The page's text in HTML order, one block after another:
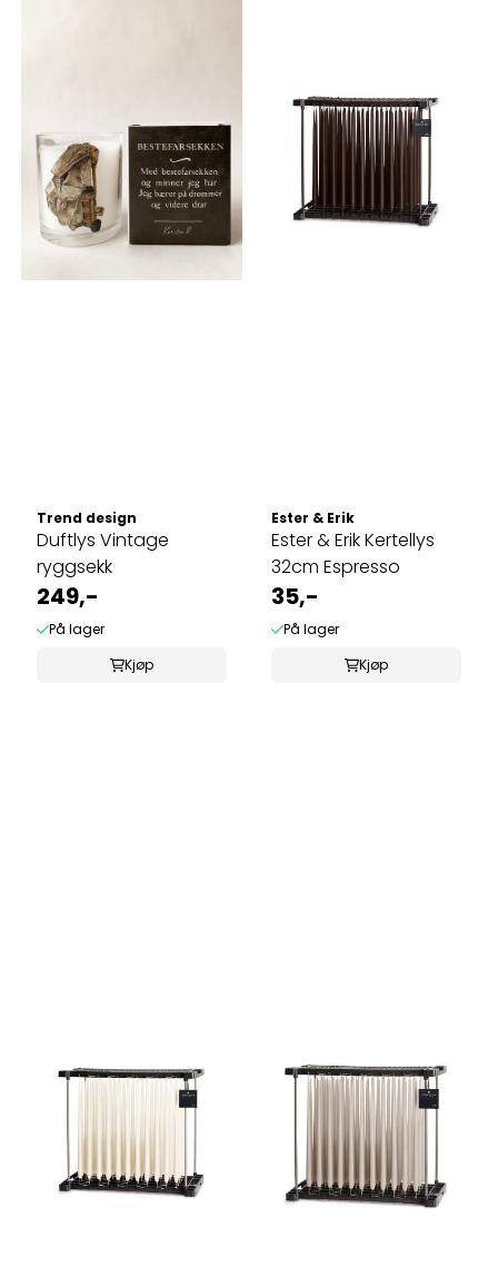
Trend design
Duftlys Vintage
ryggsekk
249,-
På lager
Kjøp
Ester & Erik
Ester & Erik Kertellys
32cm Espresso
35,-
På lager
Kjøp